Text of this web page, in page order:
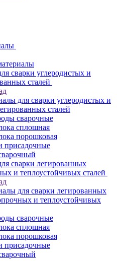
сварки углеродистых и
сталей
для сварки углеродистых и
сталей
сварочные
сплошная
порошковая
присадочные
сварки легированных
и теплоустойчивых сталей
для сварки легированных
и теплоустойчивых
сварочные
сплошная
порошковая
присадочные